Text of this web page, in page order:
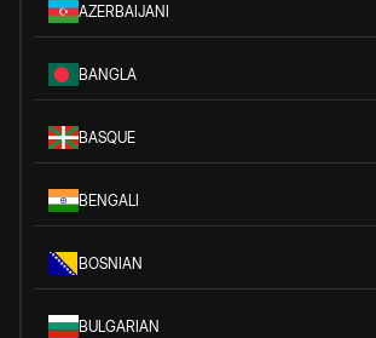
AZERBAIJANI
BANGLA
BASQUE
BENGALI
BOSNIAN
BULGARIAN